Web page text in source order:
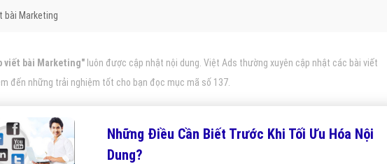
bài Marketing
viết bài Marketing" luôn được cập nhật nội dung. Việt Ads thường xuyên cập nhật các bài viết
đến những trải nghiệm tốt cho bạn đọc mục mã số 137.
Những Điều Cần Biết Trước Khi Tối Ưu Hóa Nội
Dung?